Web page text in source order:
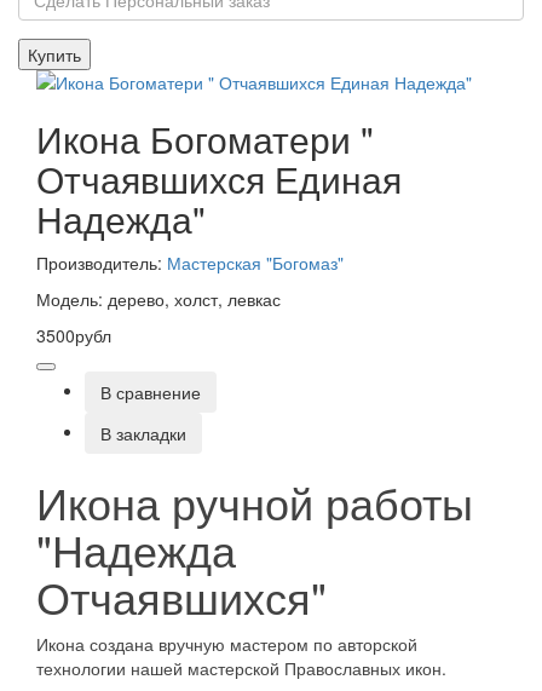
Купить
Икона Богоматери "
Отчаявшихся Единая
Надежда"
Производитель: Мастерская "Богомаз"
Модель: дерево, холст, левкас
3500рубл
В сравнение
В закладки
Икона ручной работы
"Надежда
Отчаявшихся"
Икона создана вручную мастером по авторской
технологии нашей мастерской Православных икон.